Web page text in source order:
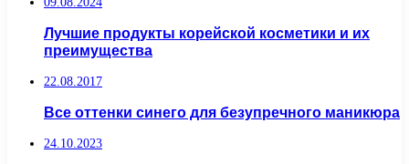
Лучшие продукты корейской косметики и их
преимущества
22.08.2017
Все оттенки синего для безупречного маникюра
24.10.2023